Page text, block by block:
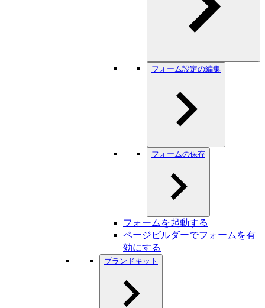
フォーム設定の編集
フォームの保存
フォームを起動する
ページビルダーでフォームを有
効にする
ブランドキット